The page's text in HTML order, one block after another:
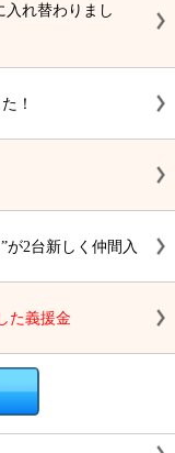
れ替わりまし
！
2台新しく仲間入
た義援金